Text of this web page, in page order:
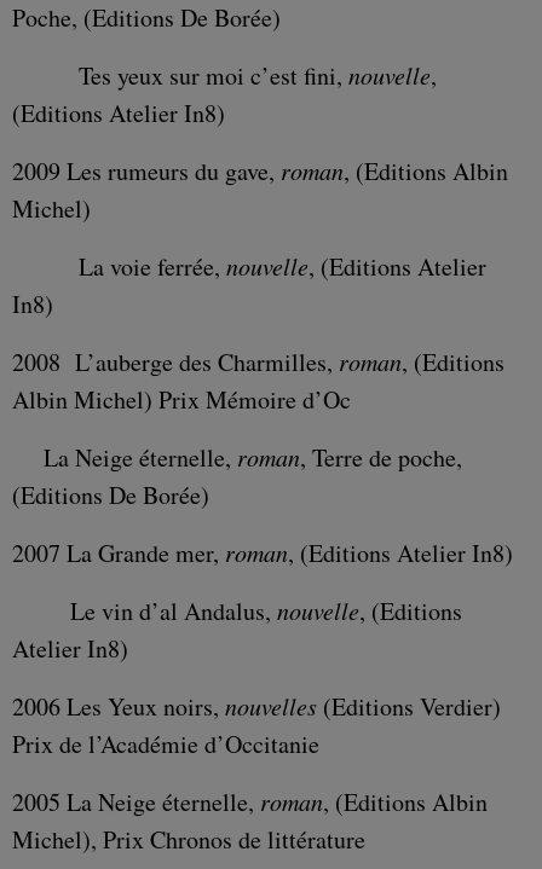
Poche, (Editions De Borée)
Tes yeux sur moi c’est fini, nouvelle,
(Editions Atelier In8)
2009 Les rumeurs du gave, roman, (Editions Albin
Michel)
La voie ferrée, nouvelle, (Editions Atelier
In8)
2008 L’auberge des Charmilles, roman, (Editions
Albin Michel) Prix Mémoire d’Oc
La Neige éternelle, roman, Terre de poche,
(Editions De Borée)
2007 La Grande mer, roman, (Editions Atelier In8)
Le vin d’al Andalus, nouvelle, (Editions
Atelier In8)
2006 Les Yeux noirs, nouvelles (Editions Verdier)
Prix de l’Académie d’Occitanie
2005 La Neige éternelle, roman, (Editions Albin
Michel), Prix Chronos de littérature